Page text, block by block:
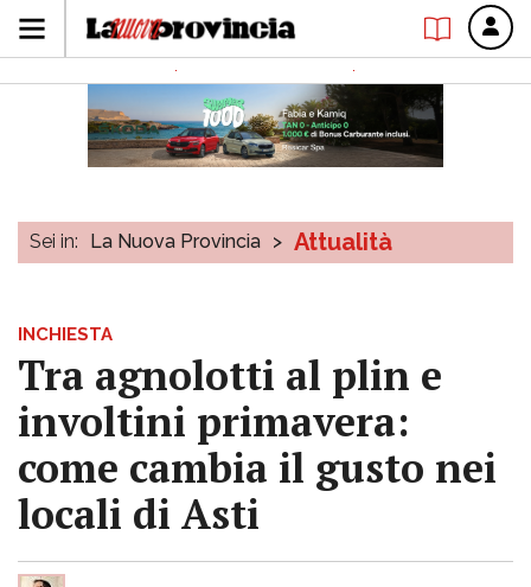
Sei in: La Nuova Provincia > Attualità
INCHIESTA
Tra agnolotti al plin e
involtini primavera:
come cambia il gusto nei
locali di Asti